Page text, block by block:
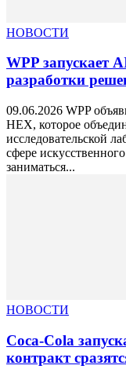
НОВОСТИ
WPP запускает
разработки
09.06.2026 WPP
HEX, которое
исследовательской
сфере
заниматься...
НОВОСТИ
Coca-Cola
контракт